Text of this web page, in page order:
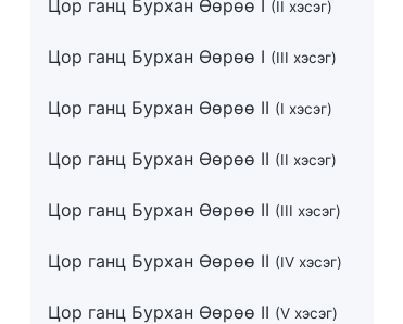
Цор ганц Бурхан Өөрөө I (II хэсэг)
Цор ганц Бурхан Өөрөө I (III хэсэг)
Цор ганц Бурхан Өөрөө II (I хэсэг)
Цор ганц Бурхан Өөрөө II (II хэсэг)
Цор ганц Бурхан Өөрөө II (III хэсэг)
Цор ганц Бурхан Өөрөө II (IV хэсэг)
Цор ганц Бурхан Өөрөө II (V хэсэг)